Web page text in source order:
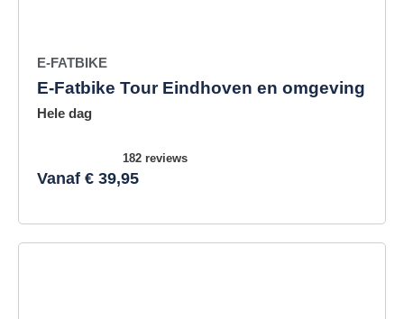
E-FATBIKE
E-Fatbike Tour Eindhoven en omgeving
Hele dag
182 reviews
Vanaf € 39,95